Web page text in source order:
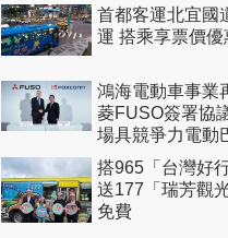
首都客運北宜國
運 搭乘享票價優
鴻海電動車事業
菱FUSO簽署協
場具競爭力電動
搭965「台灣好
送177「瑞芳觀
免費